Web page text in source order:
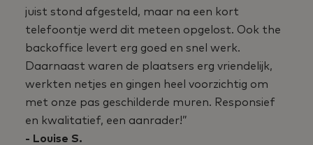
juist stond afgesteld, maar na een kort
telefoontje werd dit meteen opgelost. Ook the
backoffice levert erg goed en snel werk.
Daarnaast waren de plaatsers erg vriendelijk,
werkten netjes en gingen heel voorzichtig om
met onze pas geschilderde muren. Responsief
en kwalitatief, een aanrader!”
- Louise S.